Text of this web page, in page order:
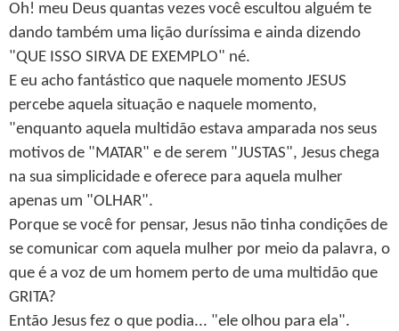
Oh! meu Deus quantas vezes você escultou alguém te
dando também uma lição duríssima e ainda dizendo
"QUE ISSO SIRVA DE EXEMPLO" né.
E eu acho fantástico que naquele momento JESUS
percebe aquela situação e naquele momento,
"enquanto aquela multidão estava amparada nos seus
motivos de "MATAR" e de serem "JUSTAS", Jesus chega
na sua simplicidade e oferece para aquela mulher
apenas um "OLHAR".
Porque se você for pensar, Jesus não tinha condições de
se comunicar com aquela mulher por meio da palavra, o
que é a voz de um homem perto de uma multidão que
GRITA?
Então Jesus fez o que podia... "ele olhou para ela".